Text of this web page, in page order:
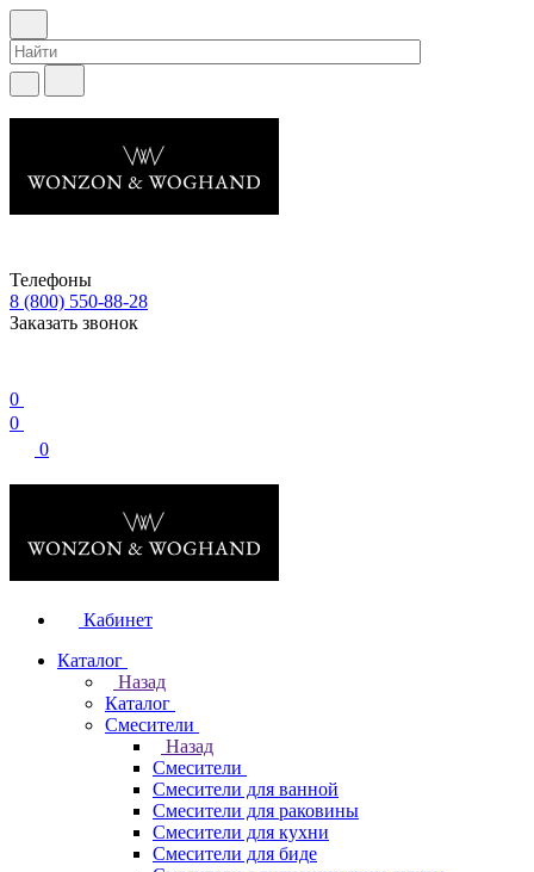
Телефоны
8 (800) 550-88-28
Заказать звонок
0
0
0
Кабинет
Каталог
Назад
Каталог
Смесители
Назад
Смесители
Смесители для ванной
Смесители для раковины
Смесители для кухни
Смесители для биде